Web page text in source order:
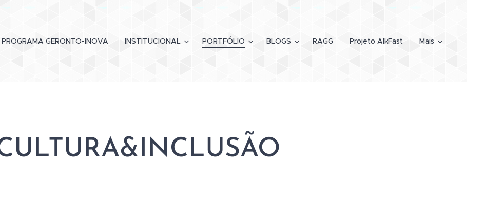
PROGRAMA GERONTO-INOVA INSTITUCIONAL PORTFÓLIO BLOGS RAGG Projeto AlkFast Mais